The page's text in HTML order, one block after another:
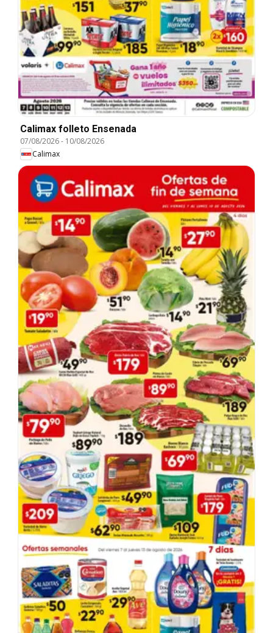
Calimax folleto Ensenada
07/08/2026- 10/08/2026
Calimax